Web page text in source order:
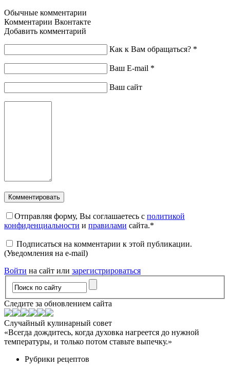
Обычные комментарии
Комментарии Вконтакте
Добавить комментарий
Как к Вам обращаться? *
Ваш E-mail *
Ваш сайт
Отправляя форму, Вы соглашаетесь с политикой
конфиденциальности и правилами сайта.*
Подписаться на комментарии к этой публикации.
(Уведомления на e-mail)
Войти на сайт или зарегистрироваться
Следите за обновлением сайта
Случайный кулинарный совет
«Всегда дождитесь, когда духовка нагреется до нужной
температуры, и только потом ставьте выпечку.»
Рубрики рецептов